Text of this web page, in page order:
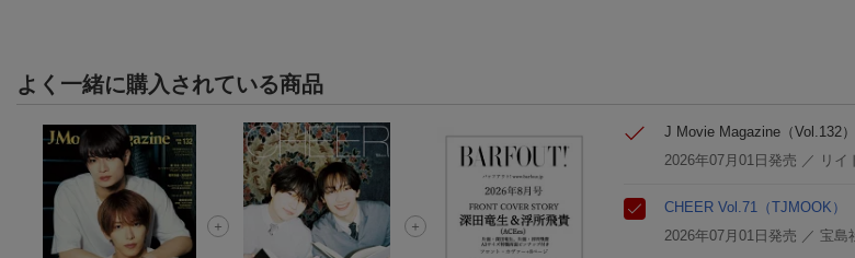
よく一緒に購入されている商品
J Movie Magazine（Vol.132）
2026年07月01日発売 ／ リイ
CHEER Vol.71
（TJMOOK）
2026年07月01日発売 ／ 宝島